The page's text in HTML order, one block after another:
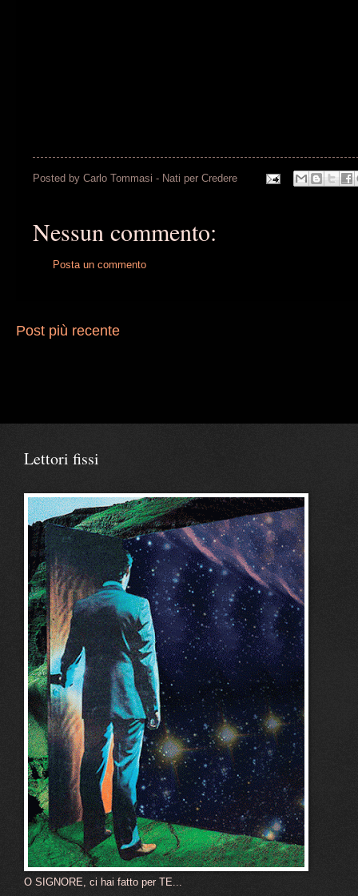
Posted by Carlo Tommasi - Nati per Credere
Nessun commento:
Posta un commento
Post più recente
Lettori fissi
O SIGNORE, ci hai fatto per TE...